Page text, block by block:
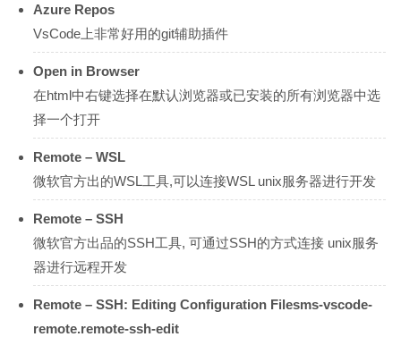
Azure Repos
VsCode上非常好用的git辅助插件
Open in Browser
在html中右键选择在默认浏览器或已安装的所有浏览器中选
择一个打开
Remote – WSL
微软官方出的WSL工具,可以连接WSL unix服务器进行开发
Remote – SSH
微软官方出品的SSH工具, 可通过SSH的方式连接 unix服务
器进行远程开发
Remote – SSH: Editing Configuration Filesms-vscode-
remote.remote-ssh-edit